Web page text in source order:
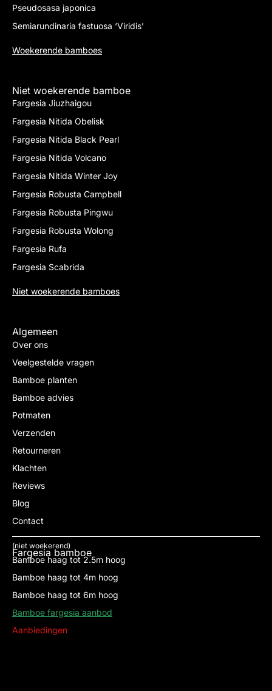
Pseudosasa japonica
Semiarundinaria fastuosa ‘Viridis’
Woekerende bamboes
Niet woekerende bamboe
Fargesia Jiuzhaigou
Fargesia Nitida Obelisk
Fargesia Nitida Black Pearl
Fargesia Nitida Volcano
Fargesia Nitida Winter Joy
Fargesia Robusta Campbell
Fargesia Robusta Pingwu
Fargesia Robusta Wolong
Fargesia Rufa
Fargesia Scabrida
Niet woekerende bamboes
Algemeen
Over ons
Veelgestelde vragen
Bamboe planten
Bamboe advies
Potmaten
Verzenden
Retourneren
Klachten
Reviews
Blog
Contact
Fargesia bamboe
(niet woekerend)
Bamboe haag tot 2.5m hoog
Bamboe haag tot 4m hoog
Bamboe haag tot 6m hoog
Bamboe fargesia aanbod
Aanbiedingen